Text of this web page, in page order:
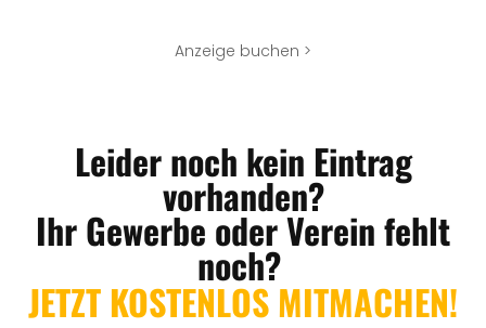
Anzeige buchen >
Leider noch kein Eintrag
vorhanden?
Ihr Gewerbe oder Verein fehlt
noch?
JETZT KOSTENLOS MITMACHEN!